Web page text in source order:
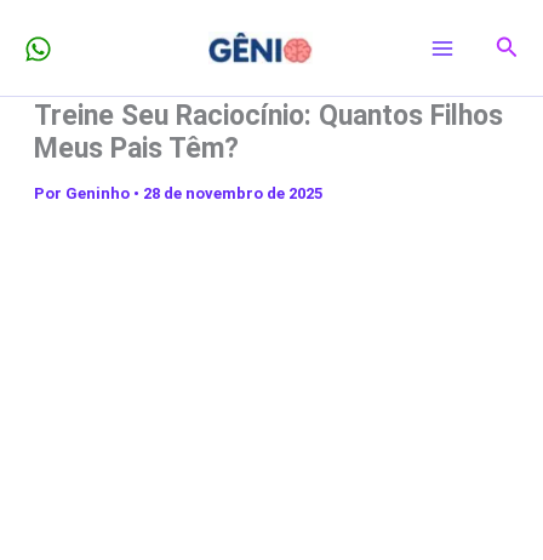
para
conteúdo
Treine Seu Raciocínio: Quantos Filhos
Meus Pais Têm?
Por Geninho • 28 de novembro de 2025